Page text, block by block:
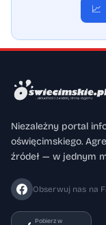
📈
Niezależny portal
oświęcimskiego.
źródeł — w jednym
Obserwuj nas na
Pobierz w